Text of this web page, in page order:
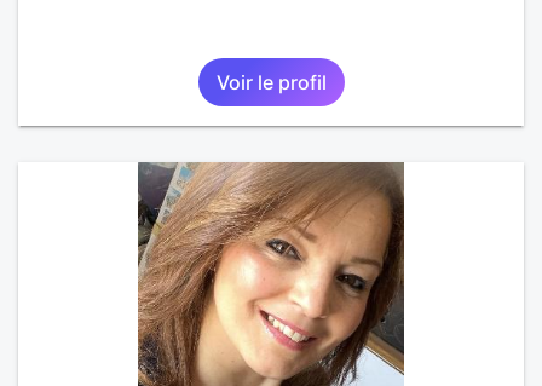
Voir le profil